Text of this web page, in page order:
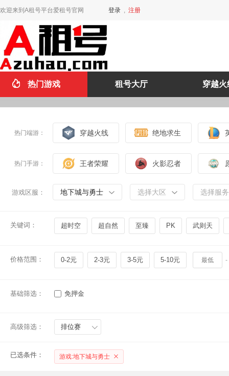
欢迎来到A租号平台爱租号官网 登录 , 注册
热门游戏 租号大厅 穿越火
热门端游： 穿越火线 绝地求生
热门手游： 王者荣耀 火影忍者
游戏区服： 地下城与勇士 选择大区 选择服
关键词： 超时空 超自然 至臻 PK 武则天
价格范围： 0-2元 2-3元 3-5元 5-10元 -
基础筛选： 免押金
高级筛选： 排位赛
已选条件： 游戏:地下城与勇士